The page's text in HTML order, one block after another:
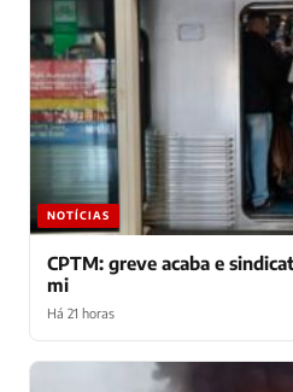
NOTÍCIAS
CPTM: greve acaba e
mi
Há 21 horas